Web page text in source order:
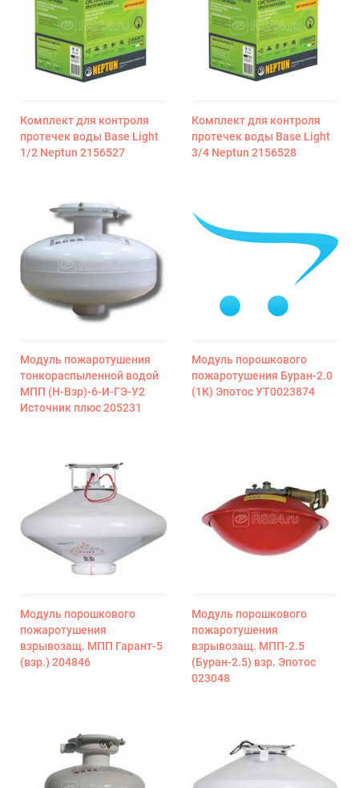
Комплект для контроля
протечек воды Base Light
1/2 Neptun 2156527
Комплект для контроля
протечек воды Base Light
3/4 Neptun 2156528
Модуль пожаротушения
тонкораспыленной водой
МПП (Н-Взр)-6-И-ГЭ-У2
Источник плюс 205231
Модуль порошкового
пожаротушения Буран-2.0
(1К) Эпотос УТ0023874
Модуль порошкового
пожаротушения
взрывозащ. МПП Гарант-5
(взр.) 204846
Модуль порошкового
пожаротушения
взрывозащ. МПП-2.5
(Буран-2.5) взр. Эпотос
023048